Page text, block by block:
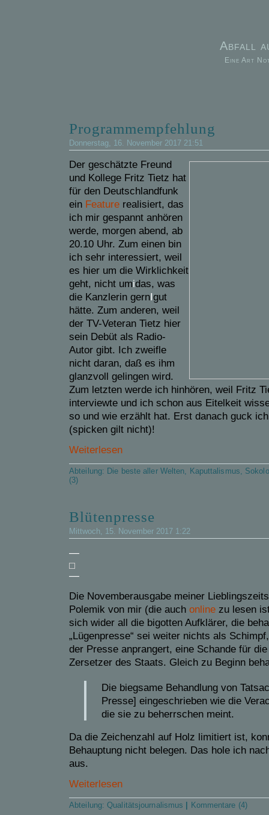
Abfall
Eine Art
Programmempfehlung
Donnerstag, 16. November 2017 21:51
Der geschätzte Freund
und Kollege Fritz Tietz hat
für den Deutschlandfunk
ein Feature realisiert, das
ich mir gespannt anhören
werde, morgen abend, ab
20.10 Uhr. Zum einen bin
ich sehr interessiert, weil
es hier um die Wirklichkeit
geht, nicht umidas, was
die Kanzlerin gernIgut
hätte. Zum anderen, weil
der TV-Veteran Tietz hier
sein Debüt als Radio-
Autor gibt. Ich zweifle
nicht daran, daß es ihm
glanzvoll gelingen wird.
Zum letzten werde ich hinhören, weil Fritz
interviewte und ich schon aus Eitelkeit
so und wie erzählt hat. Erst danach guck
(spicken gilt nicht)!
Weiterlesen
Abteilung: Die beste aller Welten, Kaputtalismus,
(3)
Blütenpresse
Mittwoch, 15. November 2017 1:22
—
—
Die Novemberausgabe meiner
Polemik von mir (die auch online zu lesen
sich wider all die bigotten Aufklärer, die
„Lügenpresse“ sei weiter nichts als
der Presse anprangert, eine Schande für
Zersetzer des Staats. Gleich zu Beginn
Die biegsame Behandlung von
Presse] eingeschrieben wie die
die sie zu beherrschen meint.
Da die Zeichenzahl auf Holz limitiert ist,
Behauptung nicht belegen. Das hole ich
aus.
Weiterlesen
Abteilung:Qualitätsjournalismus Kommentare (4)